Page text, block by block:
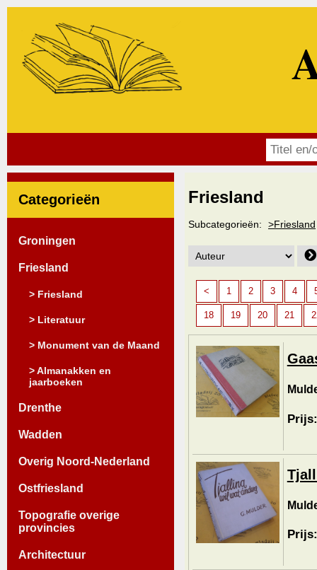
Categorieën
Groningen
Friesland
> Friesland
> Literatuur
> Monument van de Maand
> Almanakken en
jaarboeken
Drenthe
Wadden
Overig Noord-Nederland
Ostfriesland
Topografie overige
provincies
Architectuur
Friesland
Subcategorieën: >Friesland
< 1 2 3 4
18 19 20 21